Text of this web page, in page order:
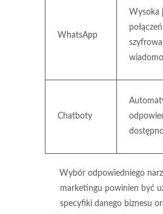
WhatsApp
Wysoka
Chatboty
Wybór odpowiedniego
marketingu powinien być
specyfiki danego biznesu